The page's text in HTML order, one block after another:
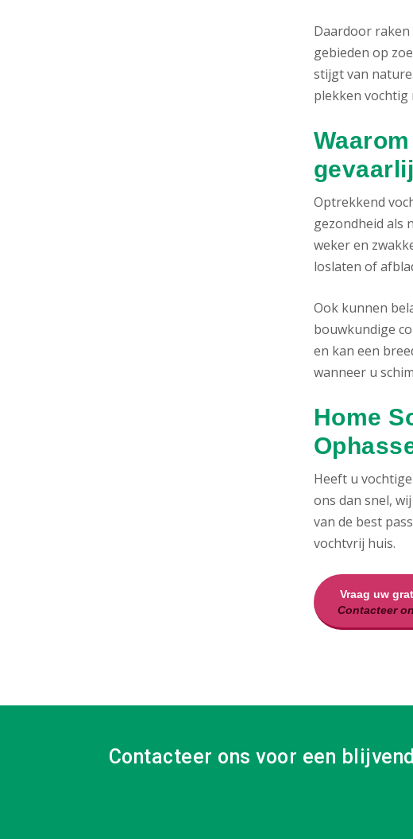
Daardoor raken
gebieden op
stijgt van
plekken vochtig
Optrekkend
gezondheid als
weker en
loslaten of
Ook kunnen
bouwkundige
en kan een
wanneer u
Home
Heeft u
ons dan snel,
van de best
vochtvrij huis.
Vraag uw
Contacteer
Contacteer ons voor een